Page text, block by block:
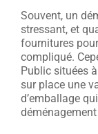
Souvent, un
stressant, et
fournitures
compliqué.
Public situées
sur place une
d’emballage